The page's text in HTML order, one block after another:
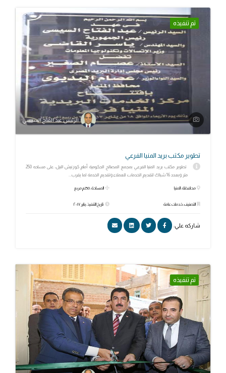
تم تنفيذه
الرئيس عبد الفتاح السيسي
تطوير مكتب بريد المنيا الفرعي
تطوير مكتب بريد المنيا الفرعي بمجمع المصالح الحكومية أمام كورنيش النيل، على مساحه 250
متر وبعدد 16شباك لتقديم الخدمات للعملاء وتقديم الخدمة لما يقرب...
محافظة: المنيا
التصنيف: خدمات عامة
المساحة: 250م مربع
تاريخ التنفيذ: يناير ٢٠١٧
شاركه علي:
تم تنفيذه